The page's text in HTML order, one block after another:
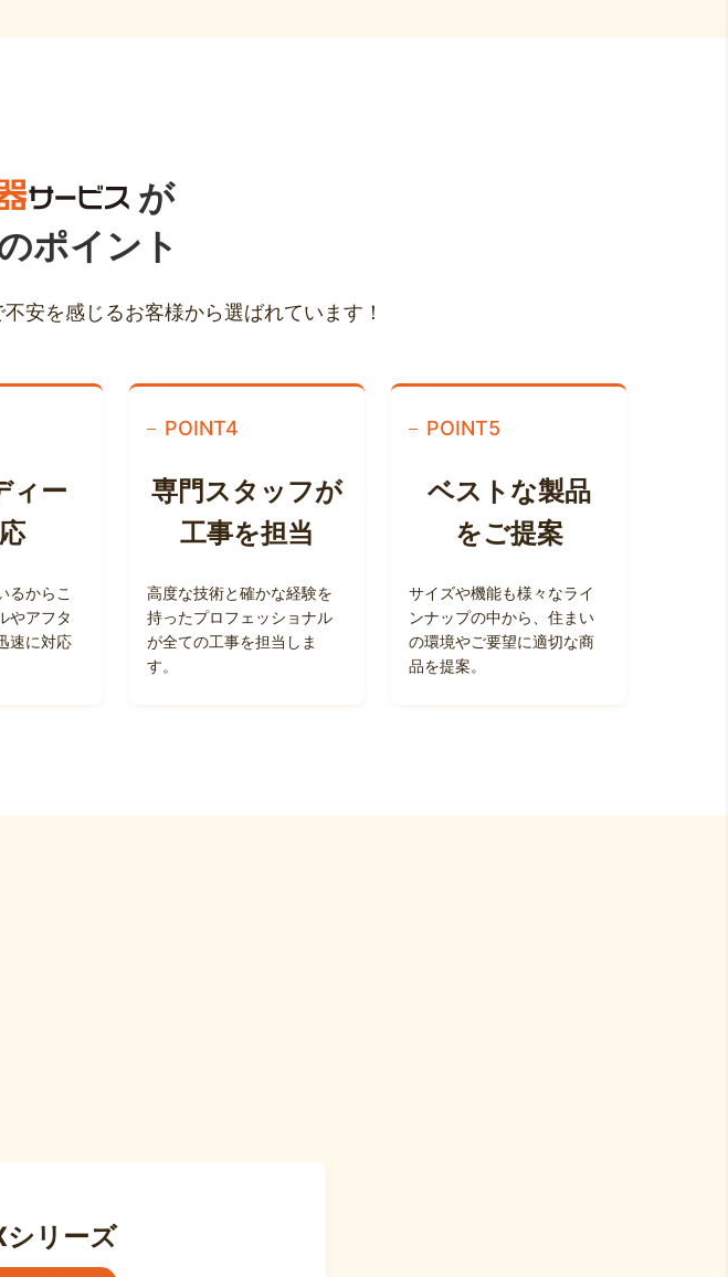
が
ポイント
安を感じるお客様から選ばれています！
ィー
るからこ
やアフタ
速に対応
POINT4
専門スタッフが
工事を担当
高度な技術と確かな経験を
持ったプロフェッショナル
が全ての工事を担当しま
す。
POINT5
ベストな製品
をご提案
サイズや機能も様々なライ
ンナップの中から、住まい
の環境やご要望に適切な商
品を提案。
リーズ